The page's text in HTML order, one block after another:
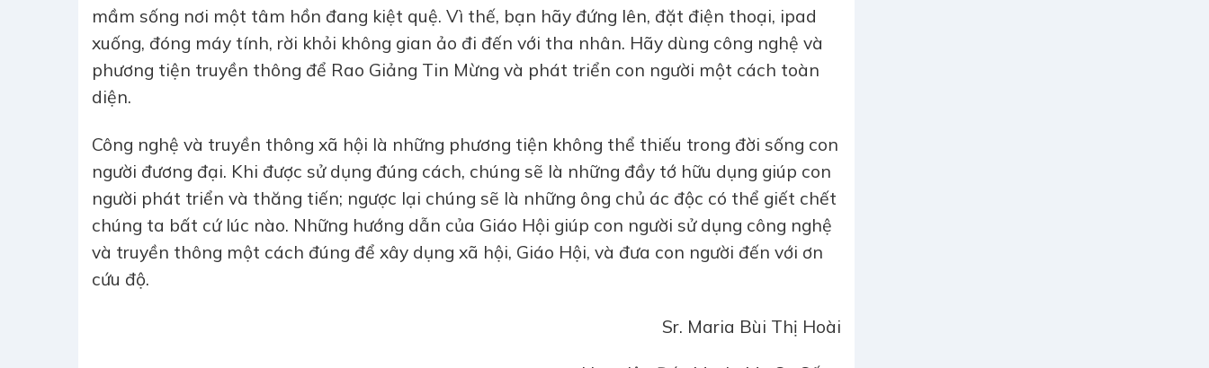
mầm sống nơi một tâm hồn đang kiệt quệ. Vì thế, bạn hãy đứng lên, đặt điện thoại, ipad
xuống, đóng máy tính, rời khỏi không gian ảo đi đến với tha nhân. Hãy dùng công nghệ và
phương tiện truyền thông để Rao Giảng Tin Mừng và phát triển con người một cách toàn
diện.
Công nghệ và truyền thông xã hội là những phương tiện không thể thiếu trong đời sống con
người đương đại. Khi được sử dụng đúng cách, chúng sẽ là những đầy tớ hữu dụng giúp con
người phát triển và thăng tiến; ngược lại chúng sẽ là những ông chủ ác độc có thể giết chết
chúng ta bất cứ lúc nào. Những hướng dẫn của Giáo Hội giúp con người sử dụng công nghệ
và truyền thông một cách đúng để xây dụng xã hội, Giáo Hội, và đưa con người đến với ơn
cứu độ.
Sr. Maria Bùi Thị Hoài